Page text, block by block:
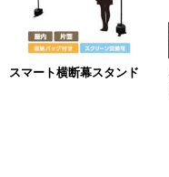
スマート横断幕スタンド